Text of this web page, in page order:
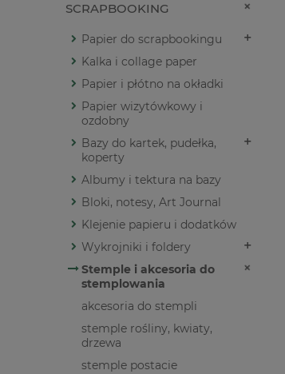
SCRAPBOOKING
Papier do scrapbookingu
Kalka i collage paper
Papier i płótno na okładki
Papier wizytówkowy i
ozdobny
Bazy do kartek, pudełka,
koperty
Albumy i tektura na bazy
Bloki, notesy, Art Journal
Klejenie papieru i dodatków
Wykrojniki i foldery
Stemple i akcesoria do
stemplowania
akcesoria do stempli
stemple rośliny, kwiaty,
drzewa
stemple postacie